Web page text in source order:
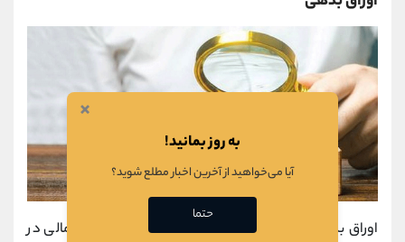
اوراق بدهی یا اوراق قرضهنیز یکی از روش های تامین مالی در
×
به روز بمانید!
آیا می‌خواهید از آخرین اخبار مطلع شوید؟
حتما